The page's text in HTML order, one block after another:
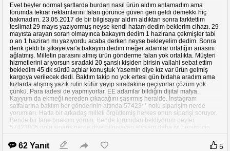
Evet beyler normal şartlarda burdan nasıl ürün aldım anlamadım ama
forumda tekrar reklamlarını falan görünce güven geri geldi demekki hiç
bakmadım. 23.05.2017 de bir bilgisayar aldım aldıktan sonra farktettim
teslimat 29 mayıs yazıyormuş neyse kendi hatam dedim beklerim cihazı. 29
mayısta arayan soran olmayınca bakayım dedim 1 hazirana çekmişler tabi
o an 1 haziran mı yazıyordu acaba derken neyse bekleyelim dedim. Sonra
denk geldi bi şikayetvar'a bakayım dedim meğer adamlar ortalığın anasını
ağlatmış. Milletin parasını almış ürün gönderme falan yok ortalıkta. Müşteri
hizmetlerini arıyorsun sıradaki 20 şanslı kişiden birisin vallahi sebat ettim
bekledim 45 dk sürdü açtılar konuştuk Yasemin diye kız var ürün gelmiş
kargoya verilecek dedi. Baktım takip no yok ertesi gün bidaha aradım ama
kızlarda alışmış yazık rutin küfür yeyip sıradakine geçiyorlar çözüm yok
çünkü. Para iadesi de yapmıyorlar. EE adamlar bildiğin dijital mafya.
Kayyum da ekmeği nereden çıkacağını şaşırmış heralde. İnstagram
satfalarına baktım her gönderinin altında 57423** nolu siparişim nerde
yorumları. Hatta bir arkadaş milleti örgütlemiş herkes onun siparişi soruyor.
Bende bir tane bıraktım yorum. Bende forumdan bekliyorum beyler
57423805 nolu sipariş nerde diye bilgisayarı alırsam daha iyi benim için
şimdi para iadesi yapsalar desek en az bir ay. Ayrıca konu yukarda kalsın
millet alışveriş yapmasın.
62 Yanıt 5